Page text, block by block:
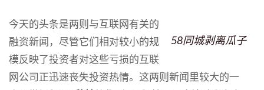
58同城剥离瓜子
今天的头条是两则与互联网有关的
融资新闻，尽管它们相对较小的规
模反映了投资者对这些亏损的互联
网公司正迅速丧失投资热情。这两则新闻里较大的一